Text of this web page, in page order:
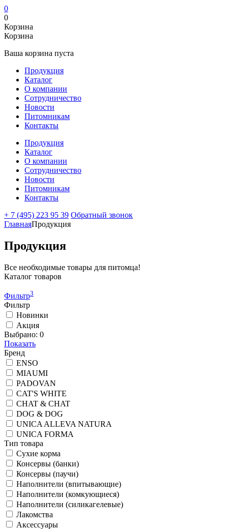
0
0
Корзина
Корзина
Ваша корзина пуста
Продукция
Каталог
О компании
Сотрудничество
Новости
Питомникам
Контакты
Продукция
Каталог
О компании
Сотрудничество
Новости
Питомникам
Контакты
+ 7 (495) 223 95 39 Обратный звонок
ГлавнаяПродукция
Продукция
Все необходимые товары для питомца!
Каталог товаров
Фильтр3
Фильтр
Новинки
Акция
Выбрано: 0
Показать
Бренд
ENSO
MIAUMI
PADOVAN
CAT'S WHITE
CHAT & CHAT
DOG & DOG
UNICA ALLEVA NATURA
UNICA FORMA
Тип товара
Сухие корма
Консервы (банки)
Консервы (паучи)
Наполнители (впитывающие)
Наполнители (комкующиеся)
Наполнители (силикагелевые)
Лакомства
Аксессуары